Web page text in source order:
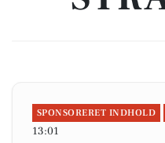
SPONSORERET INDHOLD
13:01